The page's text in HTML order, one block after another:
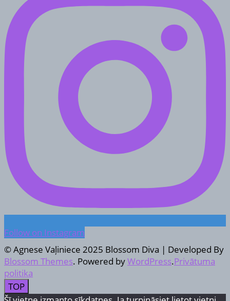
Follow on Instagram
© Agnese Vaļiniece 2025 Blossom Diva | Developed By
Blossom Themes. Powered byWordPress.Privātuma
politika
TOP